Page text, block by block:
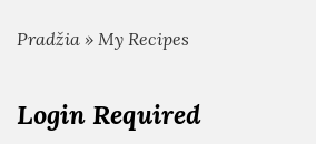
Pradžia » My Recipes
Login Required